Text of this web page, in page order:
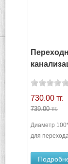
730.00 тг.
739.00 тг.
Диаметр
для